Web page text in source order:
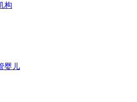
构
婴儿